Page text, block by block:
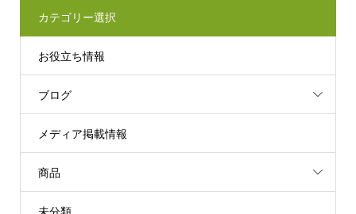
カテゴリー選択
お役立ち情報
ブログ
メディア掲載情報
商品
未分類